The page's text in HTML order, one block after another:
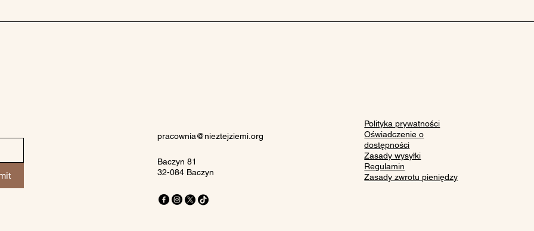
pracownia@nieztejziemi.org
Baczyn 81
32-084 Baczyn
Polityka prywatności
Oświadczenie o
dostępności
Zasady wysyłki
Regulamin
Zasady zwrotu pieniędzy